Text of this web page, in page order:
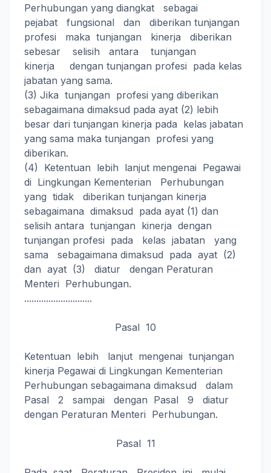
Perhubungan yang diangkat sebagai
pejabat fungsional dan diberikan tunjangan
profesi maka tunjangan kinerja diberikan
sebesar selisih antara tunjangan
kinerja dengan tunjangan profesi pada kelas
jabatan yang sama.
(3) Jika tunjangan profesi yang diberikan
sebagaimana dimaksud pada ayat (2) lebih
besar dari tunjangan kinerja pada kelas jabatan
yang sama maka tunjangan profesi yang
diberikan.
(4) Ketentuan lebih lanjut mengenai Pegawai
di Lingkungan Kementerian Perhubungan
yang tidak diberikan tunjangan kinerja
sebagaimana dimaksud pada ayat (1) dan
selisih antara tunjangan kinerja dengan
tunjangan profesi pada kelas jabatan yang
sama sebagaimana dimaksud pada ayat (2)
dan ayat (3) diatur dengan Peraturan
Menteri Perhubungan.
............................
Pasal 10
Ketentuan lebih lanjut mengenai tunjangan
kinerja Pegawai di Lingkungan Kementerian
Perhubungan sebagaimana dimaksud dalam
Pasal 2 sampai dengan Pasal 9 diatur
dengan Peraturan Menteri Perhubungan.
Pasal 11